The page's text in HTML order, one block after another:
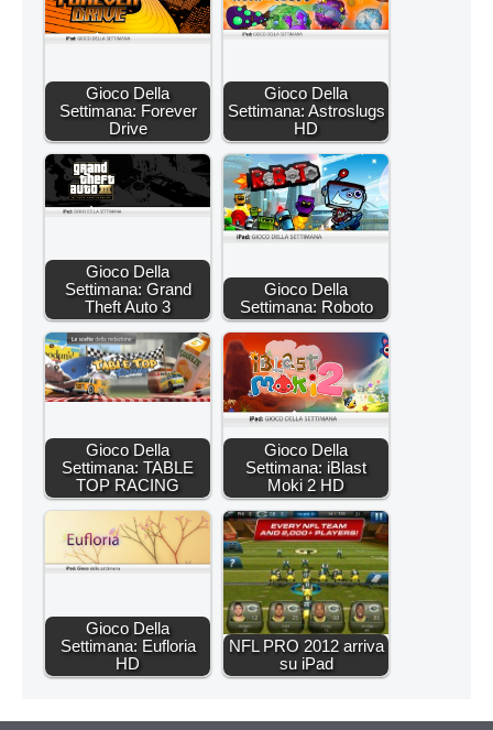
Gioco Della
Settimana: Forever
Drive
Gioco Della
Settimana: Astroslugs
HD
Gioco Della
Settimana: Grand
Theft Auto 3
Gioco Della
Settimana: Roboto
Gioco Della
Settimana: TABLE
TOP RACING
Gioco Della
Settimana: iBlast
Moki 2 HD
Gioco Della
Settimana: Eufloria
HD
NFL PRO 2012 arriva
su iPad